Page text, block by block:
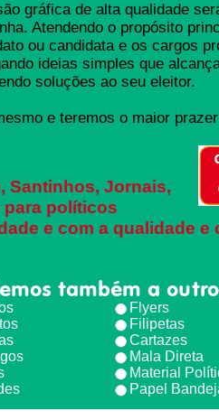
gráfica de alta qualidade
Atendendo o propósito
ou candidata e os cargos
ideias simples que
soluções ao seu eleitor.
e teremos o maior
Santinhos, Jornais,
políticos
e com a qualidade e
também a
Flyers
Filipetas
Cartazes
Mala Direta
Material
Papel